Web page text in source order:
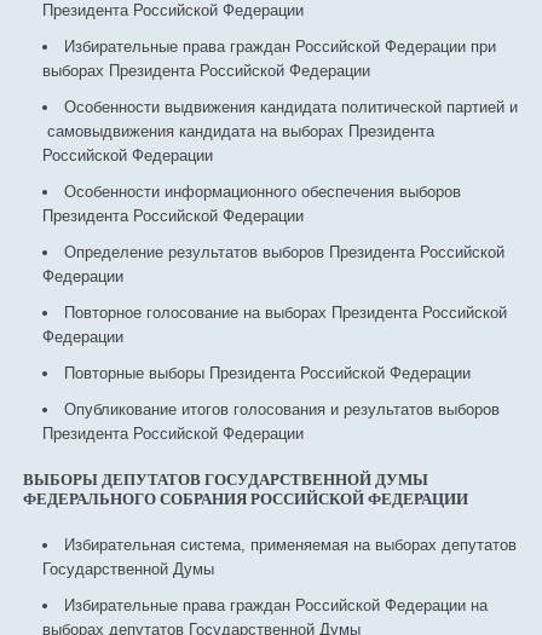
Президента Российской Федерации
Избирательные права граждан Российской Федерации при
выборах Президента Российской Федерации
Особенности выдвижения кандидата политической партией и
самовыдвижения кандидата на выборах Президента
Российской Федерации
Особенности информационного обеспечения выборов
Президента Российской Федерации
Определение результатов выборов Президента Российской
Федерации
Повторное голосование на выборах Президента Российской
Федерации
Повторные выборы Президента Российской Федерации
Опубликование итогов голосования и результатов выборов
Президента Российской Федерации
ВЫБОРЫ ДЕПУТАТОВ ГОСУДАРСТВЕННОЙ ДУМЫ
ФЕДЕРАЛЬНОГО СОБРАНИЯ РОССИЙСКОЙ ФЕДЕРАЦИИ
Избирательная система, применяемая на выборах депутатов
Государственной Думы
Избирательные права граждан Российской Федерации на
выборах депутатов Государственной Думы